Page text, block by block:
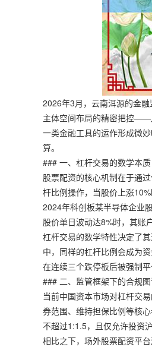
2026年3月，云南洱源的金
主体空间布局的精密把控——
一类金融工具的运作形成微
算。
### 一、杠杆交易的数学本
股票配资的核心机制在于通
杆比例操作，当股价上涨
2024年科创板某半导体企业
股价单日波动达8%时，其账
杠杆交易的数学特性决定了
中，同样的杠杆比例会成为
在连续三个跌停板后被强制
### 二、监管框架下的合规
当前中国资本市场对杠杆交
券范围、维持担保比例等核
不超过1:1.5，且仅允许投资
相比之下，场外股票配资平